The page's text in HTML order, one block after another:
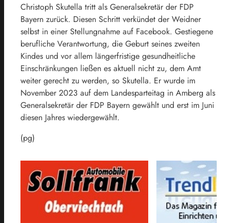
Christoph Skutella tritt als Generalsekretär der FDP
Bayern zurück. Diesen Schritt verkündet der Weidner
selbst in einer Stellungnahme auf Facebook. Gestiegene
berufliche Verantwortung, die Geburt seines zweiten
Kindes und vor allem längerfristige gesundheitliche
Einschränkungen ließen es aktuell nicht zu, dem Amt
weiter gerecht zu werden, so Skutella. Er wurde im
November 2023 auf dem Landesparteitag in Amberg als
Generalsekretär der FDP Bayern gewählt und erst im Juni
diesen Jahres wiedergewählt.
(pg)